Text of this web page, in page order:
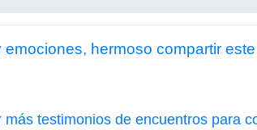
hermoso compartir
más testimonios de encuentros para